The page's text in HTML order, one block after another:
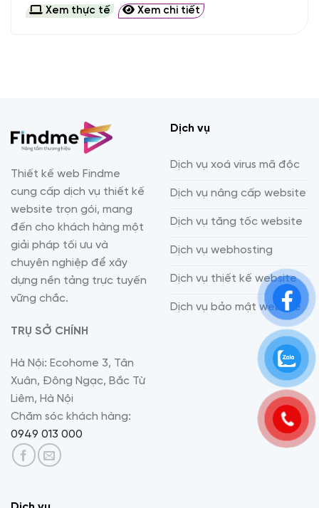
Xem thực tế Xem chi tiết
Thiết kế web Findme
cung cấp dịch vụ thiết kế
website trọn gói, mang
đến cho khách hàng một
giải pháp tối ưu và
chuyên nghiệp để xây
dựng nền tảng trực tuyến
vững chắc.
TRỤ SỞ CHÍNH
Hà Nội: Ecohome 3, Tân
Xuân, Đông Ngạc, Bắc Từ
Liêm, Hà Nội
Chăm sóc khách hàng:
0949 013 000
Dịch vụ
Dịch vụ xoá virus mã độc
Dịch vụ nâng cấp website
Dịch vụ tăng tốc website
Dịch vụ webhosting
Dịch vụ thiết kế website
Dịch vụ bảo mật website